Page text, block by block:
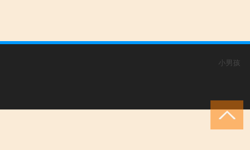
小男孩